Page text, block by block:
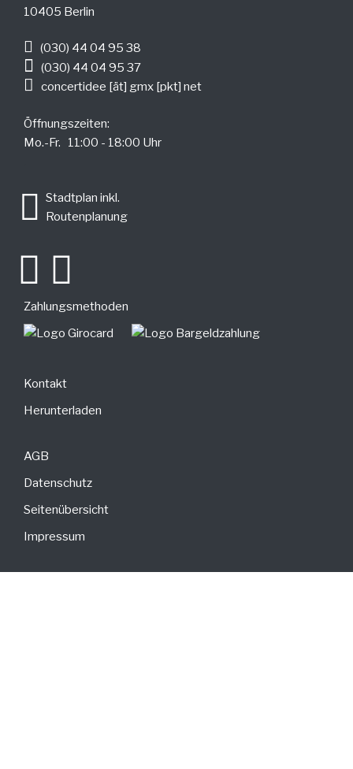
10405 Berlin
(030) 44 04 95 38
(030) 44 04 95 37
concertidee [ät] gmx [pkt] net
Öffnungszeiten:
Mo.-Fr. 11:00 - 18:00 Uhr
Stadtplan inkl.
Routenplanung
Zahlungsmethoden
Kontakt
Herunterladen
AGB
Datenschutz
Seitenübersicht
Impressum